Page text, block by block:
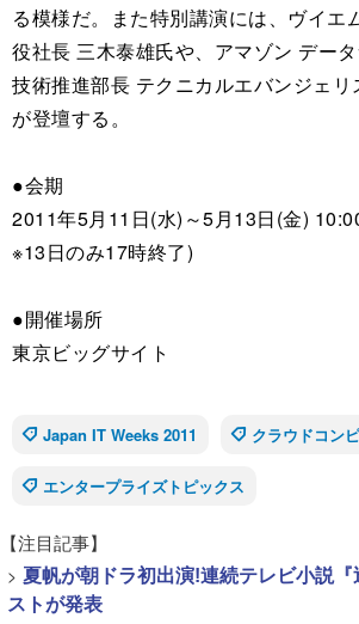
る模様だ。また特別講演には、ヴイエ
役社長 三木泰雄氏や、アマゾン デー
技術推進部長 テクニカルエバンジェ
が登壇する。
●会期
2011年5月11日(水)～5月13日(金)
※13日のみ17時終了)
●開催場所
東京ビッグサイト
Japan IT Weeks 2011
クラウドコン
エンタープライズトピックス
【注目記事】
> 夏帆が朝ドラ初出演!連続テレビ小説『
ストが発表